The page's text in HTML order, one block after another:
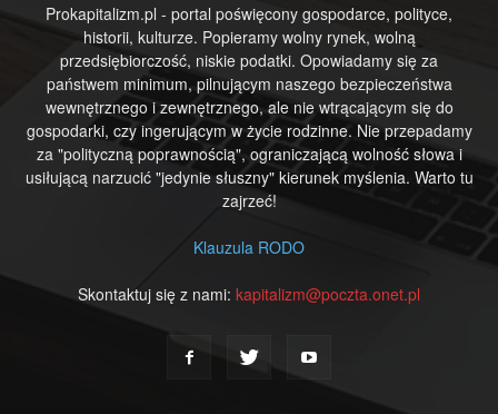
Prokapitalizm.pl - portal poświęcony gospodarce, polityce,
historii, kulturze. Popieramy wolny rynek, wolną
przedsiębiorczość, niskie podatki. Opowiadamy się za
państwem minimum, pilnującym naszego bezpieczeństwa
wewnętrznego i zewnętrznego, ale nie wtrącającym się do
gospodarki, czy ingerującym w życie rodzinne. Nie przepadamy
za "polityczną poprawnością", ograniczającą wolność słowa i
usiłującą narzucić "jedynie słuszny" kierunek myślenia. Warto tu
zajrzeć!
Klauzula RODO
Skontaktuj się z nami: kapitalizm@poczta.onet.pl